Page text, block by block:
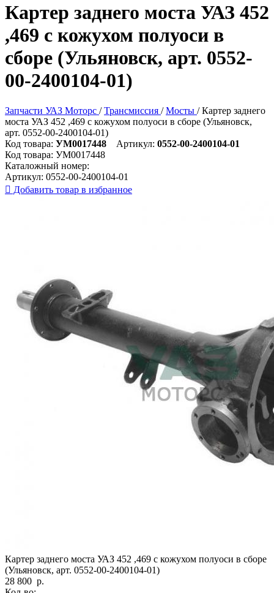
Картер заднего моста УАЗ 452
,469 с кожухом полуоси в
сборе (Ульяновск, арт. 0552-
00-2400104-01)
Запчасти УАЗ Моторс / Трансмиссия / Мосты / Картер заднего
моста УАЗ 452 ,469 с кожухом полуоси в сборе (Ульяновск,
арт. 0552-00-2400104-01)
Код товара: УМ0017448 Артикул: 0552-00-2400104-01
Код товара: УМ0017448
Каталожный номер:
Артикул: 0552-00-2400104-01
 Добавить товар в избранное
Картер заднего моста УАЗ 452 ,469 с кожухом полуоси в сборе
(Ульяновск, арт. 0552-00-2400104-01)
28 800 р.